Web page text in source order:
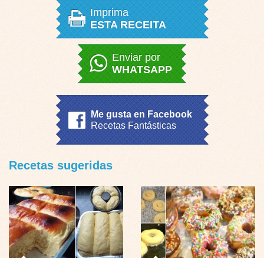
Imprima
ESTA RECEITA
Enviar por
WHATSAPP
Me gusta en Facebook
Recetas Fantásticas
Recetas sugeridas